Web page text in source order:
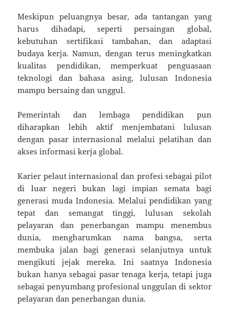
Meskipun peluangnya besar, ada tantangan yang
harus dihadapi, seperti persaingan global,
kebutuhan sertifikasi tambahan, dan adaptasi
budaya kerja. Namun, dengan terus meningkatkan
kualitas pendidikan, memperkuat penguasaan
teknologi dan bahasa asing, lulusan Indonesia
mampu bersaing dan unggul.
Pemerintah dan lembaga pendidikan pun
diharapkan lebih aktif menjembatani lulusan
dengan pasar internasional melalui pelatihan dan
akses informasi kerja global.
Karier pelaut internasional dan profesi sebagai pilot
di luar negeri bukan lagi impian semata bagi
generasi muda Indonesia. Melalui pendidikan yang
tepat dan semangat tinggi, lulusan sekolah
pelayaran dan penerbangan mampu menembus
dunia, mengharumkan nama bangsa, serta
membuka jalan bagi generasi selanjutnya untuk
mengikuti jejak mereka. Ini saatnya Indonesia
bukan hanya sebagai pasar tenaga kerja, tetapi juga
sebagai penyumbang profesional unggulan di sektor
pelayaran dan penerbangan dunia.